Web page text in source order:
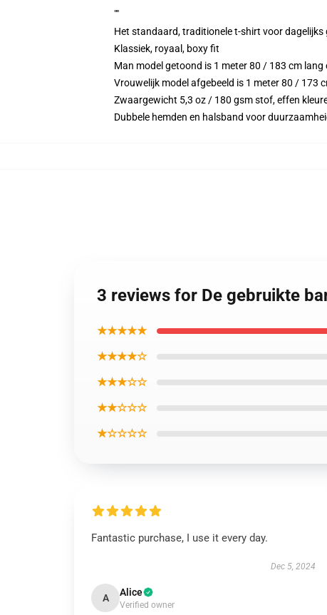
""
Het standaard, traditionele t-shirt voor dagelijks
Klassiek, royaal, boxy fit
Man model getoond is 1 meter 80 / 183 cm
Vrouwelijk model afgebeeld is 1 meter 80 / 173
Zwaargewicht 5,3 oz / 180 gsm stof, effen
Dubbele hemden en halsband voor
3 reviews for De gebruikte
★★★★★
★★★★☆
★★★☆☆
★★☆☆☆
★☆☆☆☆
Fantastic purchase, I use it every day.
Dec 5, 2024
A Alice
Verified owner